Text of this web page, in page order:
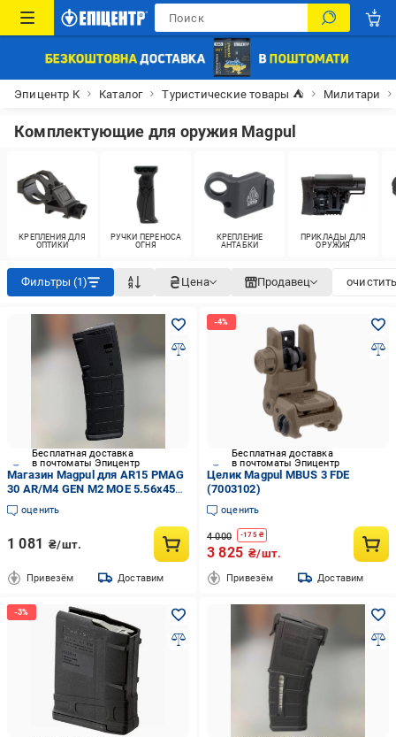
Эпицентр К Каталог Туристические товары ⛺ Милитари
Комплектующие для оружия Magpul
КРЕПЛЕНИЯ ДЛЯ
ОПТИКИ
РУЧКИ ПЕРЕНОСА
ОГНЯ
КРЕПЛЕНИЕ
АНТАБКИ
ПРИКЛАДЫ ДЛЯ
ОРУЖИЯ
Фильтры (1) Цена Продавец
Бесплатная доставка
в почтоматы Эпицентр
Магазин Magpul для AR15 PMAG
30 AR/M4 GEN M2 MOE 5.56x45
Черный (MAG571)
оценить
1 081 ₴/шт.
Привезём Доставим
Бесплатная доставка
в почтоматы Эпицентр
Целик Magpul MBUS 3 FDE
(7003102)
оценить
4 000 -175₴
3 825 ₴/шт.
Привезём Доставим